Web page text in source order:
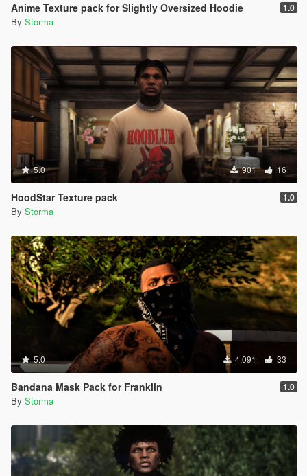
Anime Texture pack for Slightly Oversized Hoodie 1.0
By Storma
5.0 901 16
HoodStar Texture pack 1.0
By Storma
5.0 4.091 33
Bandana Mask Pack for Franklin 1.0
By Storma